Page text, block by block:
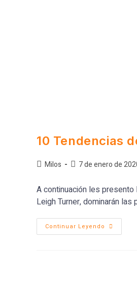
10 Tendencias
Milos 7 de enero de
A continuación les
Leigh Turner, dominarán
Continuar Leyendo